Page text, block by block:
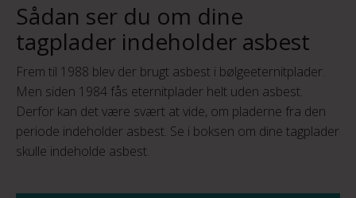
Sådan ser du om dine
tagplader indeholder asbest
Frem til 1988 blev der brugt asbest i bølgeeternitplader.
Men siden 1984 fås eternitplader helt uden asbest.
Derfor kan det være svært at vide, om pladerne fra den
periode indeholder asbest. Se i boksen om dine tagplader
skulle indeholde asbest.